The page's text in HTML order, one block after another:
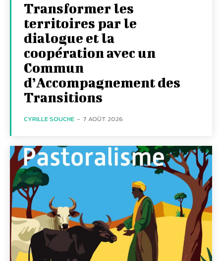
Transformer les
territoires par le
dialogue et la
coopération avec un
Commun
d’Accompagnement des
Transitions
CYRILLE SOUCHE - 7 AOÛT 2026